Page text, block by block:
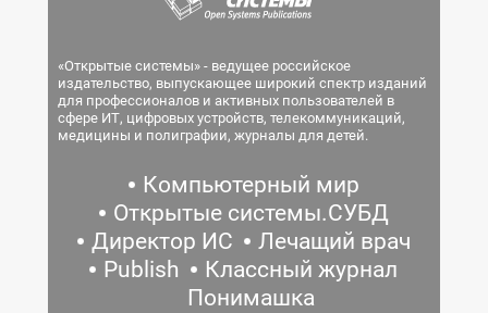
«Открытые системы» - ведущее российское
издательство, выпускающее широкий спектр изданий
для профессионалов и активных пользователей в
сфере ИТ, цифровых устройств, телекоммуникаций,
медицины и полиграфии, журналы для детей.
Компьютерный мир
Открытые системы.СУБД
Директор ИС
Лечащий врач
Publish
Классный журнал
Понимашка